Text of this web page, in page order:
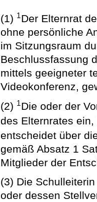
(1) 1Der Elternrat
ohne persönliche
im Sitzungsraum
Beschlussfassung
mittels geeigneter
Videokonferenz,
(2) 1Die oder der
des Elternrates
entscheidet über
gemäß Absatz 1
Mitglieder der
(3) Die
oder dessen